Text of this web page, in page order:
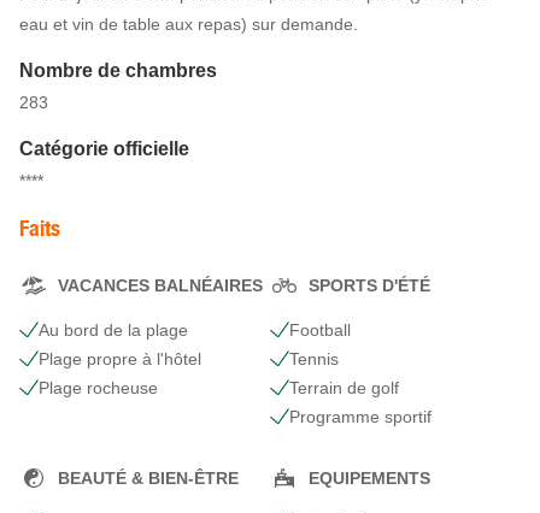
eau et vin de table aux repas) sur demande.
Nombre de chambres
283
Catégorie officielle
****
Faits
VACANCES BALNÉAIRES
Au bord de la plage
Plage propre à l'hôtel
Plage rocheuse
SPORTS D'ÉTÉ
Football
Tennis
Terrain de golf
Programme sportif
BEAUTÉ & BIEN-ÊTRE EQUIPEMENTS